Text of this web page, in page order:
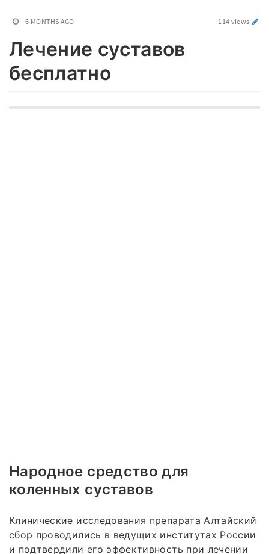
6 MONTHS AGO 114 views
Лечение суставов
бесплатно
Народное средство для
коленных суставов
Клинические исследования препарата Алтайский
сбор проводились в ведущих институтах России
и подтвердили его эффективность при лечении